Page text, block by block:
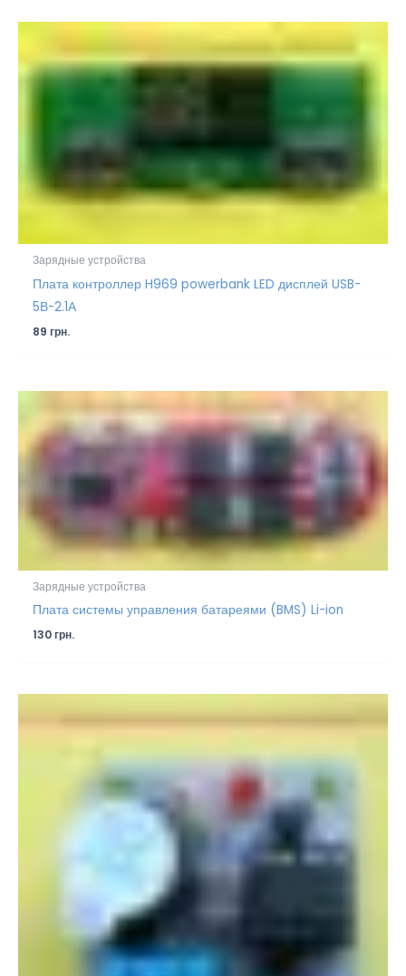
Зарядные устройства
Плата контроллер H969 powerbank LED дисплей USB-
5В-2.1А
89грн.
Зарядные устройства
Плата системы управления батареями (BMS) Li-ion
130грн.